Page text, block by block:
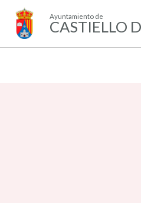
Ayuntamiento de
CASTIELLO